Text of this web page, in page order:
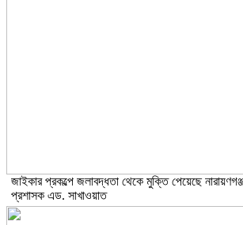
জাইকার প্রকল্পে জলাবদ্ধতা থেকে মুক্তি পেয়েছে
প্রশাসক এড. সাখাওয়াত